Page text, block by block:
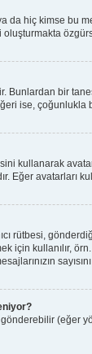
da hiç kimse
oluşturmakta
Bunlardan bir
ise,
kullanarak
Eğer avatarları
rütbesi,
için